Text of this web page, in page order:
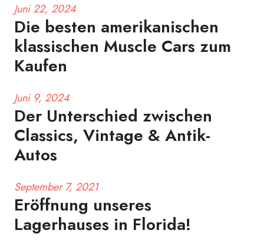
Juni 22, 2024
Die besten amerikanischen
klassischen Muscle Cars zum
Kaufen
Juni 9, 2024
Der Unterschied zwischen
Classics, Vintage & Antik-
Autos
September 7, 2021
Eröffnung unseres
Lagerhauses in Florida!